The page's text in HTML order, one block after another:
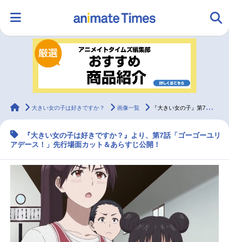
ランキング アニメ
ラジオ グッズ
マンガ・ラノベ ゲーム・アプリ 音楽
2.5次元 配信・Vtuber トレンド 無料マンガ
最新記事一覧
アニメ記事一覧 声優記事一覧
animateTimes
大きい女の子は好きですか？ 画像一覧 『大きい女の子』第7話「ゴーゴーユリアデース！」先行場面カット＆あらすじ
『大きい女の子は好きですか？』より、第7話「ゴーゴーユリ
アデース！」先行場面カット＆あらすじ公開！